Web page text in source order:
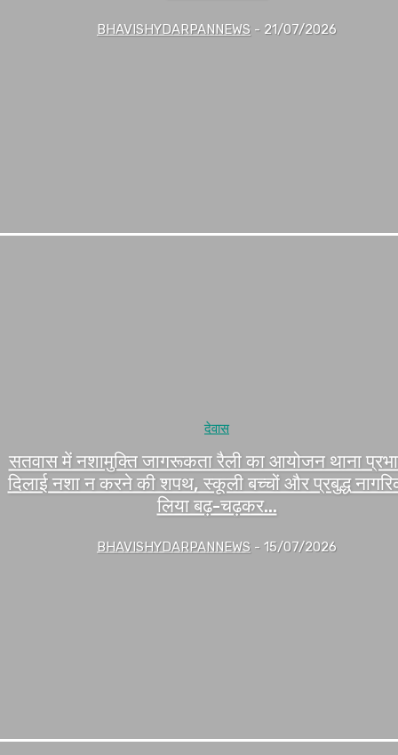
BHAVISHYDARPANNEWS - 21/07/2026
देवास
सतवास में नशामुक्ति जागरूकता रैली का आयोजन थाना
दिलाई नशा न करने की शपथ, स्कूली बच्चों और प्रबुद्ध
लिया बढ़-चढ़कर...
BHAVISHYDARPANNEWS - 15/07/2026